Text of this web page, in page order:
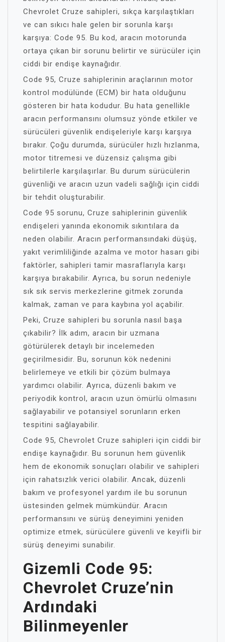
Chevrolet Cruze sahipleri, sıkça karşılaştıkları
ve can sıkıcı hale gelen bir sorunla karşı
karşıya: Code 95. Bu kod, aracın motorunda
ortaya çıkan bir sorunu belirtir ve sürücüler için
ciddi bir endişe kaynağıdır.
Code 95, Cruze sahiplerinin araçlarının motor
kontrol modülünde (ECM) bir hata olduğunu
gösteren bir hata kodudur. Bu hata genellikle
aracın performansını olumsuz yönde etkiler ve
sürücüleri güvenlik endişeleriyle karşı karşıya
bırakır. Çoğu durumda, sürücüler hızlı hızlanma,
motor titremesi ve düzensiz çalışma gibi
belirtilerle karşılaşırlar. Bu durum sürücülerin
güvenliği ve aracın uzun vadeli sağlığı için ciddi
bir tehdit oluşturabilir.
Code 95 sorunu, Cruze sahiplerinin güvenlik
endişeleri yanında ekonomik sıkıntılara da
neden olabilir. Aracın performansındaki düşüş,
yakıt verimliliğinde azalma ve motor hasarı gibi
faktörler, sahipleri tamir masraflarıyla karşı
karşıya bırakabilir. Ayrıca, bu sorun nedeniyle
sık sık servis merkezlerine gitmek zorunda
kalmak, zaman ve para kaybına yol açabilir.
Peki, Cruze sahipleri bu sorunla nasıl başa
çıkabilir? İlk adım, aracın bir uzmana
götürülerek detaylı bir incelemeden
geçirilmesidir. Bu, sorunun kök nedenini
belirlemeye ve etkili bir çözüm bulmaya
yardımcı olabilir. Ayrıca, düzenli bakım ve
periyodik kontrol, aracın uzun ömürlü olmasını
sağlayabilir ve potansiyel sorunların erken
tespitini sağlayabilir.
Code 95, Chevrolet Cruze sahipleri için ciddi bir
endişe kaynağıdır. Bu sorunun hem güvenlik
hem de ekonomik sonuçları olabilir ve sahipleri
için rahatsızlık verici olabilir. Ancak, düzenli
bakım ve profesyonel yardım ile bu sorunun
üstesinden gelmek mümkündür. Aracın
performansını ve sürüş deneyimini yeniden
optimize etmek, sürücülere güvenli ve keyifli bir
sürüş deneyimi sunabilir.
Gizemli Code 95:
Chevrolet Cruze’nin
Ardındaki
Bilinmeyenler